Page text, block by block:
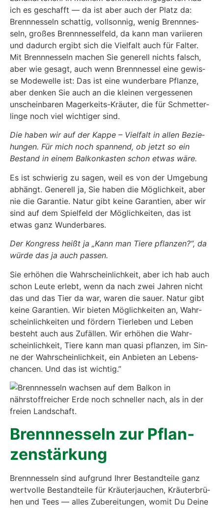
ich es geschafft — da ist aber auch der Platz da:
Brenn­nes­seln schat­tig, voll­son­nig, wenig Brenn­nes­
seln, gro­ßes Brenn­nes­sel­feld, da kann man vari­ie­ren
und dadurch ergibt sich die Viel­falt auch für Fal­ter.
Mit Brenn­nes­seln machen Sie gene­rell nichts falsch,
aber wie gesagt, auch wenn Brenn­nes­sel eine gewis­
se Mode­wel­le ist: Das ist eine wun­der­ba­re Pflan­ze,
aber den­ken Sie auch an die klei­nen ver­ges­se­nen
unschein­ba­ren Mager­keits-Kräu­ter, die für Schmet­ter­
lin­ge noch viel wich­ti­ger sind.
Die haben wir auf der Kap­pe – Viel­falt in allen Bezie­
hun­gen. Für mich noch span­nend, ob jetzt so ein
Bestand in einem Bal­kon­kas­ten schon etwas wäre.
Es ist schwie­rig zu sagen, weil es von der Umge­bung
abhängt. Gene­rell ja, Sie haben die Mög­lich­keit, aber
nie die Garan­tie. Natur gibt kei­ne Garan­tien, aber wir
sind auf dem Spiel­feld der Mög­lich­kei­ten, das ist
etwas ganz Wun­der­ba­res.
Der Kon­gress heißt ja „Kann man Tie­re pflan­zen?“, da
wür­de das ja auch pas­sen.
Sie erhö­hen die Wahr­schein­lich­keit, aber ich hab auch
schon Leu­te erlebt, wenn da nach zwei Jah­ren nicht
das und das Tier da war, waren die sau­er. Natur gibt
kei­ne Garan­tien. Wir bie­ten Mög­lich­kei­ten an, Wahr­
schein­lich­kei­ten und för­dern Tier­le­ben und Leben
besteht auch aus Zufäl­len. Wir erhö­hen die Wahr­
schein­lich­keit, Tie­re kann man qua­si pflan­zen, im Sin­
ne der Wahr­schein­lich­keit, ein Anbie­ten an Lebens­
chan­cen. Und das ist wich­tig.”
Brenn­nes­seln zur Pflan­
zen­stär­kung
Brenn­nes­seln sind auf­grund Ihrer Bestand­tei­le ganz
wert­vol­le Bestand­tei­le für Kräu­ter­jau­chen, Kräu­ter­brü­
hen und Tees — alles Zube­rei­tun­gen, womit Du Dei­ne